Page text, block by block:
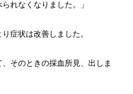
れなくなりました。」
症状は改善しました。
そのときの採血所見、出しま